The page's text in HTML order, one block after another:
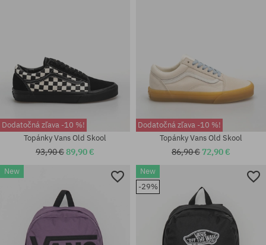
Dostupné veľkosti:
41; 42; 42.5; 43; 44; 44.5; 45;
Dostupné veľkosti:
41; 42; 42.5; 43; 44; 44.5; 45;
Dodatočná zľava -10 %!
Topánky Vans Old Skool
93,90 €89,90 €
Dodatočná zľava -10 %!
Topánky Vans Old Skool
86,90 € 72,90 €
New
New
-29%